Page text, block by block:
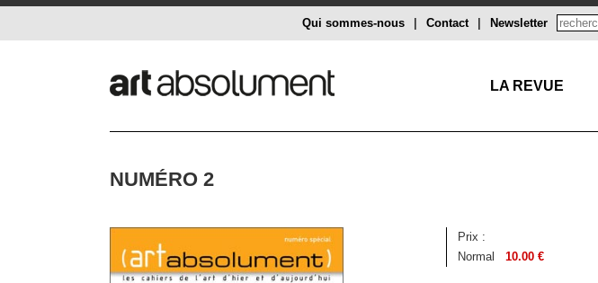
Newsletter
Contact
Qui sommes-nous
LA REVUE
NUMÉRO 2
Prix :
Normal
10.00 €